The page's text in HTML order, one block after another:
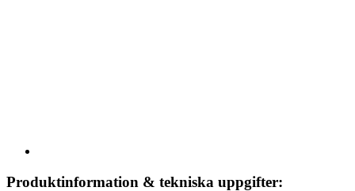
Produktinformation & tekniska uppgifter: